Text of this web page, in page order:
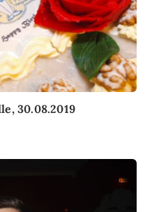
30.08.2019